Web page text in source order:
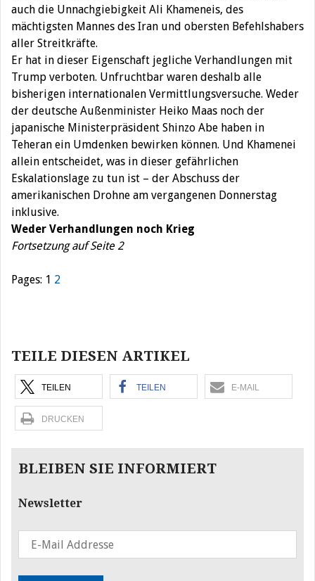
auch die Unnachgiebigkeit Ali Khameneis, des
mächtigsten Mannes des Iran und obersten Befehlshabers
aller Streitkräfte.
Er hat in dieser Eigenschaft jegliche Verhandlungen mit
Trump verboten. Unfruchtbar waren deshalb alle
bisherigen internationalen Vermittlungsversuche. Weder
der deutsche Außenminister Heiko Maas noch der
japanische Ministerpräsident Shinzo Abe haben in
Teheran ein Umdenken bewirken können. Und Khamenei
allein entscheidet, was in dieser gefährlichen
Eskalationslage zu tun ist – der Abschuss der
amerikanischen Drohne am vergangenen Donnerstag
inklusive.
Weder Verhandlungen noch Krieg
Fortsetzung auf Seite 2
Pages: 1 2
TEILE DIESEN ARTIKEL
TEILEN TEILEN E-MAIL
DRUCKEN
BLEIBEN SIE INFORMIERT
Newsletter